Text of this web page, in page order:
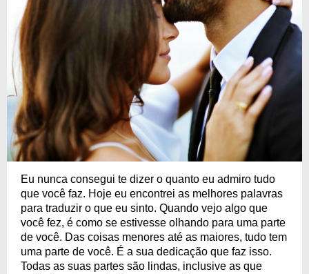
Eu nunca consegui te dizer o quanto eu admiro tudo
que você faz. Hoje eu encontrei as melhores palavras
para traduzir o que eu sinto. Quando vejo algo que
você fez, é como se estivesse olhando para uma parte
de você. Das coisas menores até as maiores, tudo tem
uma parte de você. É a sua dedicação que faz isso.
Todas as suas partes são lindas, inclusive as que